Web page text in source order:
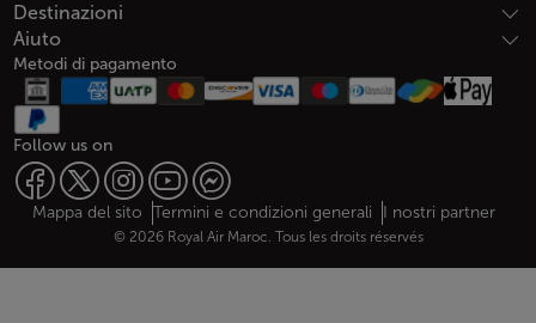
Destinazioni
Aiuto
Metodi di pagamento
Follow us on
Web map links
$Title.getData()
Mappa del sito Termini e condizioni generali I nostri partner
© 2026 Royal Air Maroc. Tous les droits réservés